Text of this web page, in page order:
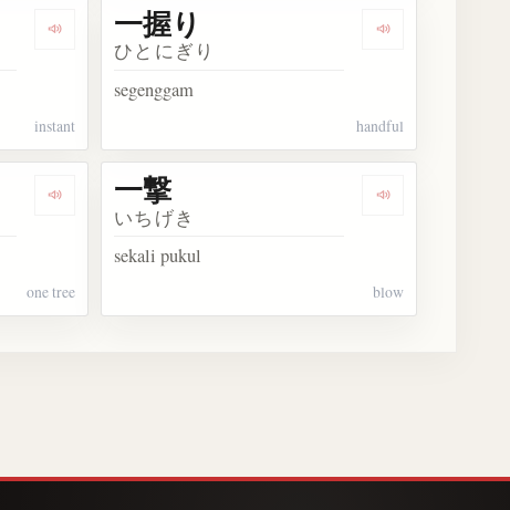
Dengarkan 一瞬
instant
Dengarkan 一握
一握り
ひとにぎり
segenggam
handful
Dengarkan 一樹
one tree
Dengarkan 一撃
一撃
いちげき
sekali pukul
blow